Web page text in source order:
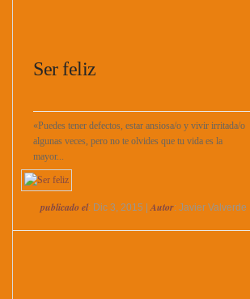
Ser feliz
«Puedes tener defectos, estar ansiosa/o y vivir irritada/o
algunas veces, pero no te olvides que tu vida es la
mayor...
publicado el: Dic 3, 2015 |Autor: Javier Valverde